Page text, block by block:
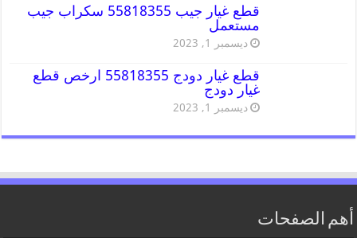
قطع غيار جيب 55818355 سكراب جيب
مستعمل
ديسمبر 1, 2023
قطع غيار دودج 55818355 ارخص قطع
غيار دودج
ديسمبر 1, 2023
أهم الصفحات